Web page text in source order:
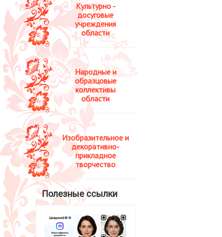
Культурно -
досуговые
учреждения
области
Народные и
образцовые
коллективы
области
Изобразительное и
декоративно-
прикладное
творчество
Полезные ссылки